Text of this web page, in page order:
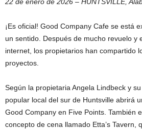
¡Es oficial! Good Company Cafe se está
un sentido. Después de mucho revuelo y
internet, los propietarios han compartido
proyectos.
Según la propietaria Angela Lindbeck y
popular local del sur de Huntsville abrirá
Good Company en Five Points. También
concepto de cena llamado Etta’s Tavern,